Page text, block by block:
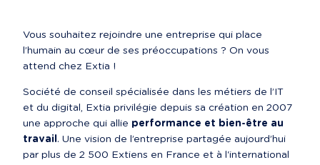
Vous souhaitez rejoindre une entreprise qui place
l’humain au cœur de ses préoccupations ? On vous
attend chez Extia !
Société de conseil spécialisée dans les métiers de l’IT
et du digital, Extia privilégie depuis sa création en 2007
une approche qui allie performance et bien-être au
travail. Une vision de l’entreprise partagée aujourd’hui
par plus de 2 500 Extiens en France et à l'international